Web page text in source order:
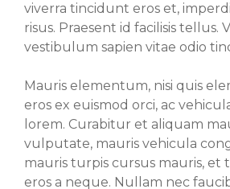
viverra tincidunt eros et,
risus. Praesent id facilisis tellus.
vestibulum sapien vitae odio
Mauris elementum, nisi quis
eros ex euismod orci, ac
lorem. Curabitur et aliquam
vulputate, mauris vehicula
mauris turpis cursus mauris, et
eros a neque. Nullam nec